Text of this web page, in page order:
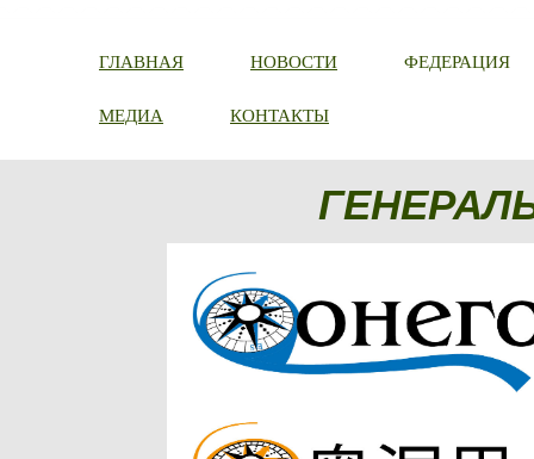
ГЛАВНАЯ НОВОСТИ ФЕДЕРАЦИЯ
МЕДИА КОНТАКТЫ